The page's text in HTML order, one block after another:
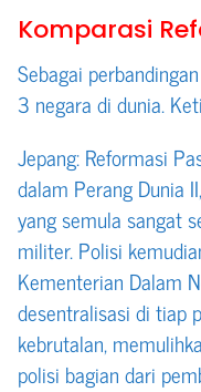
Komparasi
Sebagai
3 negara di dunia.
Jepang: Reformasi
dalam Perang Dunia
yang semula sangat
militer. Polisi
Kementerian Dalam
desentralisasi di tiap
kebrutalan,
polisi bagian dari